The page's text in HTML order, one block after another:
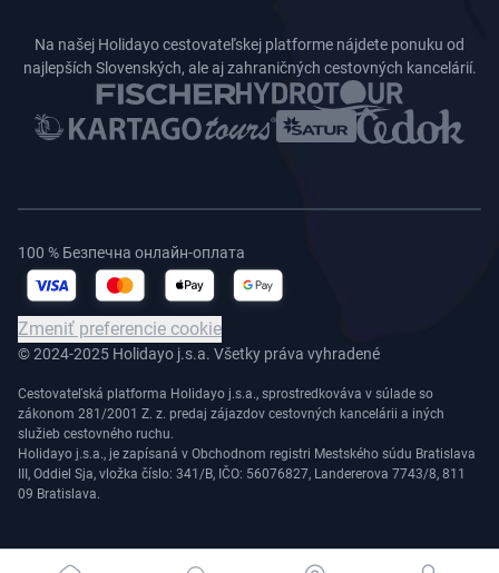
Na našej Holidayo cestovateľskej platforme nájdete ponuku od
najlepších Slovenských, ale aj zahraničných cestovných kancelárií.
© 2024-2025 Holidayo j.s.a. Všetky práva vyhradené
Cestovateľská platforma Holidayo j.s.a., sprostredkováva v súlade so
zákonom 281/2001 Z. z. predaj zájazdov cestovných kancelárii a iných
služieb cestovného ruchu.
Holidayo j.s.a., je zapísaná v Obchodnom registri Mestského súdu Bratislava
III, Oddiel Sja, vložka číslo: 341/B, IČO: 56076827, Landererova 7743/8, 811
09 Bratislava.
100 % Безпечна онлайн-оплата
Zmeniť preferencie cookie